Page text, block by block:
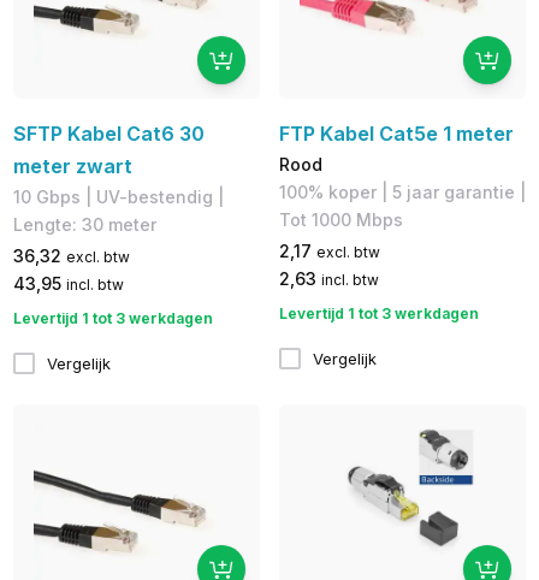
SFTP Kabel Cat6 30
meter zwart
10 Gbps | UV-bestendig |
Lengte: 30 meter
36,32 excl. btw
43,95 incl. btw
Levertijd 1 tot 3 werkdagen
Vergelijk
FTP Kabel Cat5e 1 meter
Rood
100% koper​ | 5 jaar garantie |
​Tot 1000 Mbps
2,17 excl. btw
2,63 incl. btw
Levertijd 1 tot 3 werkdagen
Vergelijk